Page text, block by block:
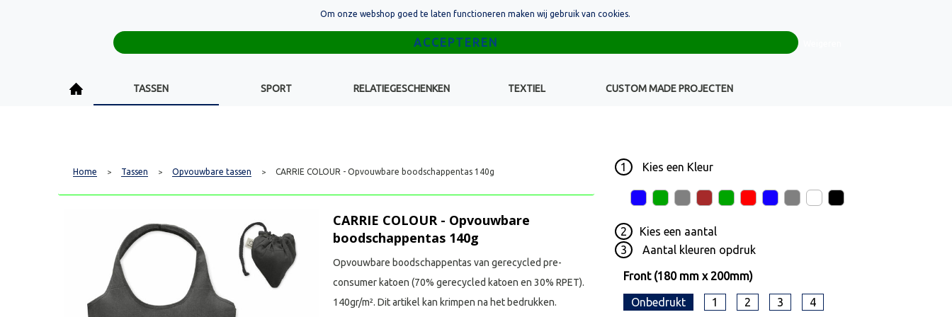
+32(0)16 43 54 19
TASSEN SPORT RELATIEGESCHENKEN TEXTIEL CUSTOM MADE PROJECTEN
Home > Tassen > Opvouwbare tassen > CARRIE COLOUR - Opvouwbare boodschappentas 140g 1 Kies een Kleur
2 Kies een aantal
3
Aantal kleuren opdruk
Front (180 mm x 200mm)
Onbedrukt 1 2 3 4
CARRIE COLOUR - Opvouwbare
boodschappentas 140g
Opvouwbare boodschappentas van gerecycled pre-
consumer katoen (70% gerecycled katoen en 30% RPET).
140gr/m². Dit artikel kan krimpen na het bedrukken.
Om onze webshop goed te laten functioneren maken wij gebruik van cookies.